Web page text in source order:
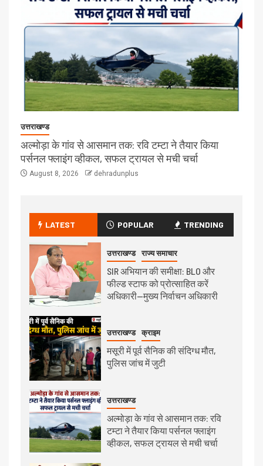
उत्तराखण्ड
अल्मोड़ा के गांव से आसमान तक: रवि टम्टा ने तैयार किया
पर्सनल फ्लाइंग व्हीकल, सफल ट्रायल से मची चर्चा
August 8, 2026 dehradunplus
LATEST POPULAR TRENDING
उत्तराखण्ड राज्य समाचार
SIR अभियान की समीक्षा: BLO और
फील्ड स्टाफ को प्रोत्साहित करें
अधिकारी—मुख्य निर्वाचन अधिकारी
उत्तराखण्ड क्राइम
मसूरी में पूर्व सैनिक की संदिग्ध मौत,
पुलिस जांच में जुटी
उत्तराखण्ड
अल्मोड़ा के गांव से आसमान तक: रवि
टम्टा ने तैयार किया पर्सनल फ्लाइंग
व्हीकल, सफल ट्रायल से मची चर्चा